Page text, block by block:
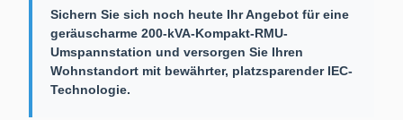
Sichern Sie sich noch heute Ihr Angebot für eine
geräuscharme 200-kVA-Kompakt-RMU-
Umspannstation und versorgen Sie Ihren
Wohnstandort mit bewährter, platzsparender IEC-
Technologie.